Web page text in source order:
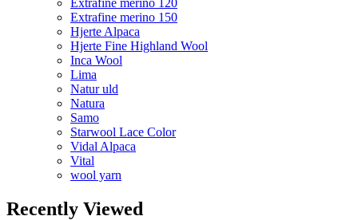
Extrafine merino 150
Hjerte Alpaca
Hjerte Fine Highland Wool
Inca Wool
Lima
Natur uld
Natura
Samo
Starwool Lace Color
Vidal Alpaca
Vital
wool yarn
Recently Viewed